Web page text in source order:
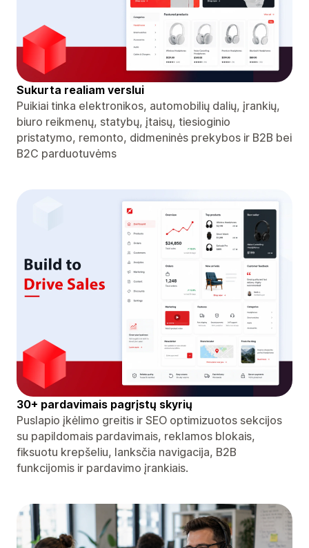
Sukurta realiam verslui
Puikiai tinka elektronikos, automobilių dalių, įrankių,
biuro reikmenų, statybų, įtaisų, tiesioginio
pristatymo, remonto, didmeninės prekybos ir B2B bei
B2C parduotuvėms
30+ pardavimais pagrįstų skyrių
Puslapio įkėlimo greitis ir SEO optimizuotos sekcijos
su papildomais pardavimais, reklamos blokais,
fiksuotu krepšeliu, lanksčia navigacija, B2B
funkcijomis ir pardavimo įrankiais.